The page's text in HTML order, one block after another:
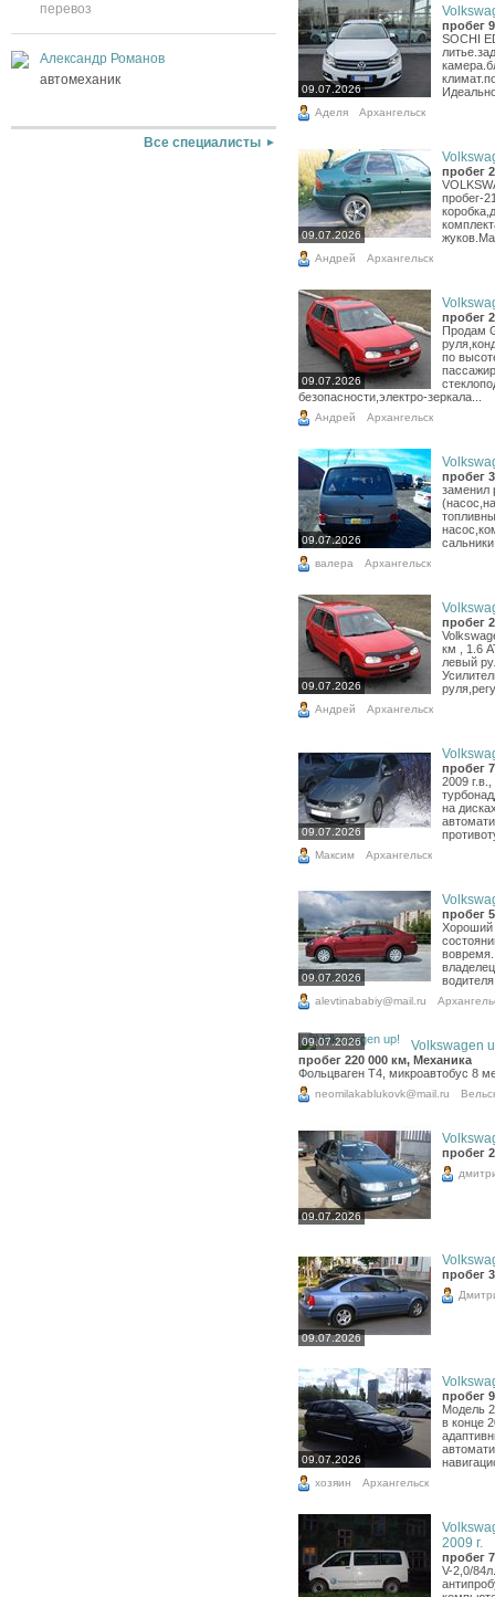
перевоз
Александр Романов
автомеханик
Все специалисты
09.07.2026
пробег
SOCHI
Аделя Архангельск
09.07.2026
пробег
пробег-
Андрей Архангельск
09.07.2026
пробег
Продам
по
безопасности,электро-зеркала...
Андрей Архангельск
09.07.2026
пробег
заменил
валера Архангельск
09.07.2026
пробег
км , 1.6
левый
Андрей Архангельск
09.07.2026
пробег
2009
на
Максим Архангельск
09.07.2026
пробег
Хороший
alevtinababiy@mail.ru
09.07.2026 Volkswagen
пробег 220 000 км, Механика
Фольцваген Т4, микроавтобус 8
neomilakablukovk@mail.ru
09.07.2026
пробег
09.07.2026
пробег
09.07.2026
пробег
Модель
в конце
хозяин Архангельск
2009 г.
пробег
V-2,0/